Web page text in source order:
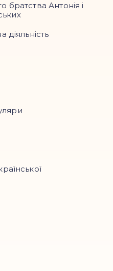
братства Антонія і
діяльність